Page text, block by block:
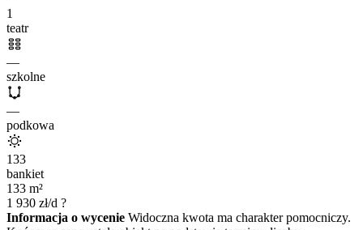
1
teatr
—
szkolne
—
podkowa
133
bankiet
133 m²
1 930 zł/d ?
Informacja o wycenie Widoczna kwota ma charakter pomocniczy.